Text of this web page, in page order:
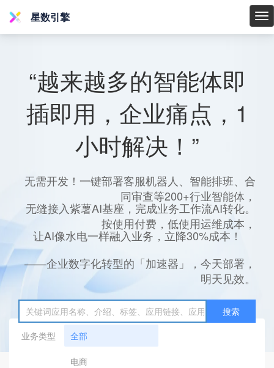
星
星数引擎
“越来越多的智能体即
插即用，企业痛点，1
小时解决！”
无需开发！一键部署客服机器人、智能排班、合
同审查等200+行业智能体，
无缝接入紫薯AI基座，完成业务工作流AI转化。
按使用付费，低使用运维成本，
让AI像水电一样融入业务，立降30%成本！
——企业数字化转型的「加速器」，今天部署，
明天见效。
搜索
业务类型
全部
电商